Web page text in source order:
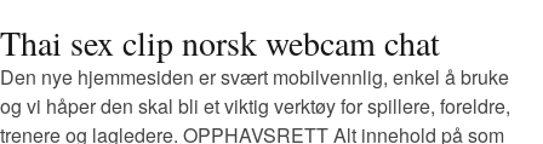
Thai sex clip norsk webcam chat
Den nye hjemmesiden er svært mobilvennlig, enkel å bruke
og vi håper den skal bli et viktig verktøy for spillere, foreldre,
trenere og lagledere. OPPHAVSRETT Alt innehold på som